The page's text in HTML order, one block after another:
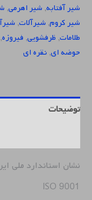
شیر آفتابه, شیر اهرمی,
شیر کروم, شیرآلات,
طلامات, ظرفشویی, فیروزه,
حوضه ای, نقره ای
توضیحات
نشان استاندارد ملی
ISO 9001